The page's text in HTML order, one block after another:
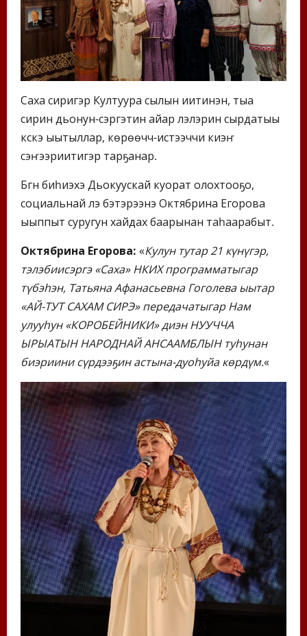
Саха сиригэр Култуура сылын иитинэн, тыа
сирин дьонун-сэргэтин айар үлэлэрин сырдатыы
күүскэ ыытыллар, көрөөччү-истээччи киэҥ
сэҥээриитигэр тарҕанар.
Бүгүн биһиэхэ Дьокуускай куорат олохтооҕо,
социальнай үлэ бэтэрээнэ Октябрина Егорова
ыыппыт суругун хайдах баарынан таһаарабыт.
Октябрина Егорова: «Кулун тутар 21 күнүгэр,
тэлэбиисэргэ «Саха» НКИХ программатыгар
түбэһэн, Татьяна Афанасьевна Гоголева ыытар
«АЙ-ТУТ САХАМ СИРЭ» передачатыгар Нам
улууһун «КОРОБЕЙНИКИ» диэн НУУЧЧА
ЫРЫАТЫН НАРОДНАЙ АНСААМБЛЫН туһунан
биэриини сүрдээҕин астына-дуоһуйа көрдүм.«